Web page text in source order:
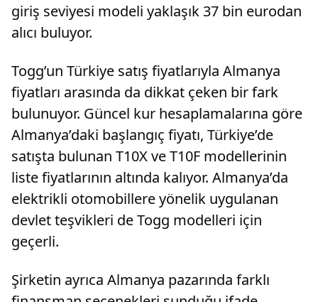
giriş seviyesi modeli yaklaşık 37 bin eurodan
alıcı buluyor.
Togg’un Türkiye satış fiyatlarıyla Almanya
fiyatları arasında da dikkat çeken bir fark
bulunuyor. Güncel kur hesaplamalarına göre
Almanya’daki başlangıç fiyatı, Türkiye’de
satışta bulunan T10X ve T10F modellerinin
liste fiyatlarının altında kalıyor. Almanya’da
elektrikli otomobillere yönelik uygulanan
devlet teşvikleri de Togg modelleri için
geçerli.
Şirketin ayrıca Almanya pazarında farklı